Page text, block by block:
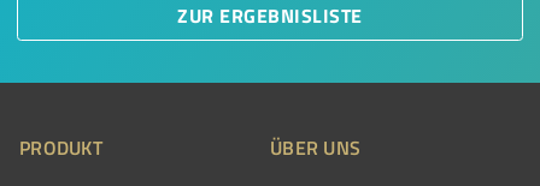
ZUR ERGEBNISLISTE
PRODUKT ÜBER UNS